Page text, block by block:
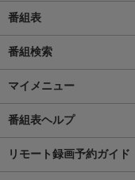
番組表
番組検索
マイメニュー
番組表ヘルプ
リモート録画予約ガイド